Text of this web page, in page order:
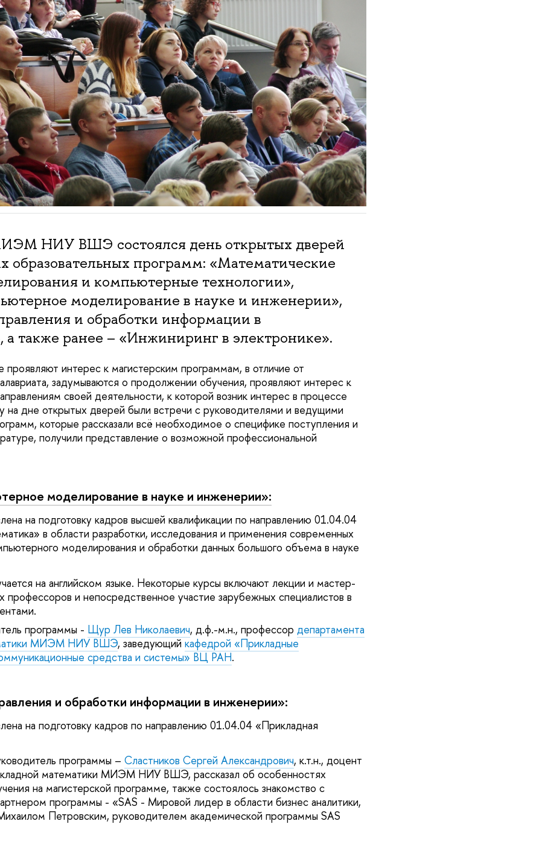
НИУ ВШЭ состоялся день открытых дверей
образовательных программ: «Математические
и компьютерные технологии»,
моделирование в науке и инженерии»,
и обработки информации в
также ранее – «Инжиниринг в электронике».
проявляют интерес к магистерским программам, в отличие от
задумываются о продолжении обучения, проявляют интерес к
своей деятельности, к которой возник интерес в процессе
на дне открытых дверей были встречи с руководителями и ведущими
которые рассказали всё необходимое о специфике поступления и
получили представление о возможной профессиональной
моделирование в науке и инженерии»:
на подготовку кадров высшей квалификации по направлению 01.04.04
в области разработки, исследования и применения современных
моделирования и обработки данных большого объема в науке
на английском языке. Некоторые курсы включают лекции и мастер-
профессоров и непосредственное участие зарубежных специалистов в
программы - Щур Лев Николаевич, д.ф.-м.н., профессор департамента
МИЭМ НИУ ВШЭ, заведующий кафедрой «Прикладные
средства и системы» ВЦ РАН.
и обработки информации в инженерии»:
на подготовку кадров по направлению 01.04.04 «Прикладная
программы – Сластников Сергей Александрович, к.т.н., доцент
математики МИЭМ НИУ ВШЭ, рассказал об особенностях
на магистерской программе, также состоялось знакомство с
программы - «SAS - Мировой лидер в области бизнес аналитики,
Петровским, руководителем академической программы SAS